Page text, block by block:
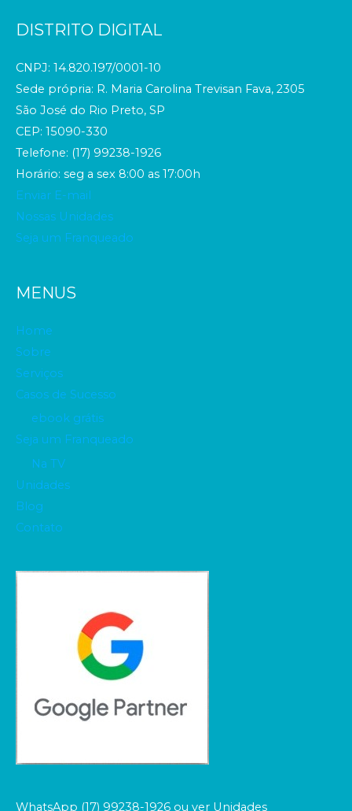
DISTRITO DIGITAL
CNPJ: 14.820.197/0001-10
Sede própria: R. Maria Carolina Trevisan Fava, 2305
São José do Rio Preto, SP
CEP: 15090-330
Telefone: (17) 99238-1926
Horário: seg a sex 8:00 as 17:00h
Enviar E-mail
Nossas Unidades
Seja um Franqueado
MENUS
Home
Sobre
Serviços
Casos de Sucesso
ebook grátis
Seja um Franqueado
Na TV
Unidades
Blog
Contato
WhatsApp (17) 99238-1926 ou ver Unidades